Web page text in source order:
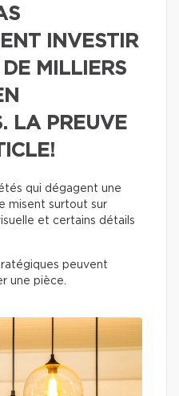
INVESTIR
MILLIERS
LA PREUVE
qui dégagent une
misent surtout sur
et certains détails
peuvent
une pièce.